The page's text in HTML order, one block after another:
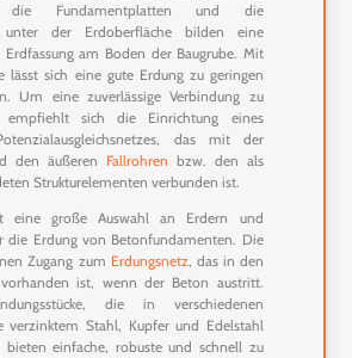
die Fundamentplatten und die
unter der Erdoberfläche bilden eine
Erdfassung am Boden der Baugrube. Mit
lässt sich eine gute Erdung zu geringen
Um eine zuverlässige Verbindung zu
empfiehlt sich die Einrichtung eines
das mit der
den äußeren Fallrohren bzw. den als
Strukturelementen verbunden ist.
eine große Auswahl an Erdern und
die Erdung von Betonfundamenten. Die
Zugang zum Erdungsnetz, das in den
ist, wenn der Beton austritt.
die in verschiedenen
verzinktem Stahl, Kupfer und Edelstahl
bieten einfache, robuste und schnell zu